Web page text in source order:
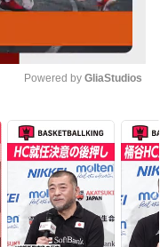
Powered by GliaStudios